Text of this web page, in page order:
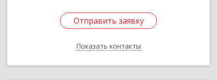
Отправить заявку
Показать контакты
Отправить заявку
Назад